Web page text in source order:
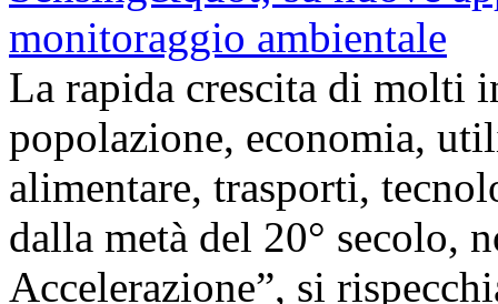
La rapida crescita di molti
popolazione, economia,
alimentare, trasporti,
dalla metà del 20° secolo,
Accelerazione”, si